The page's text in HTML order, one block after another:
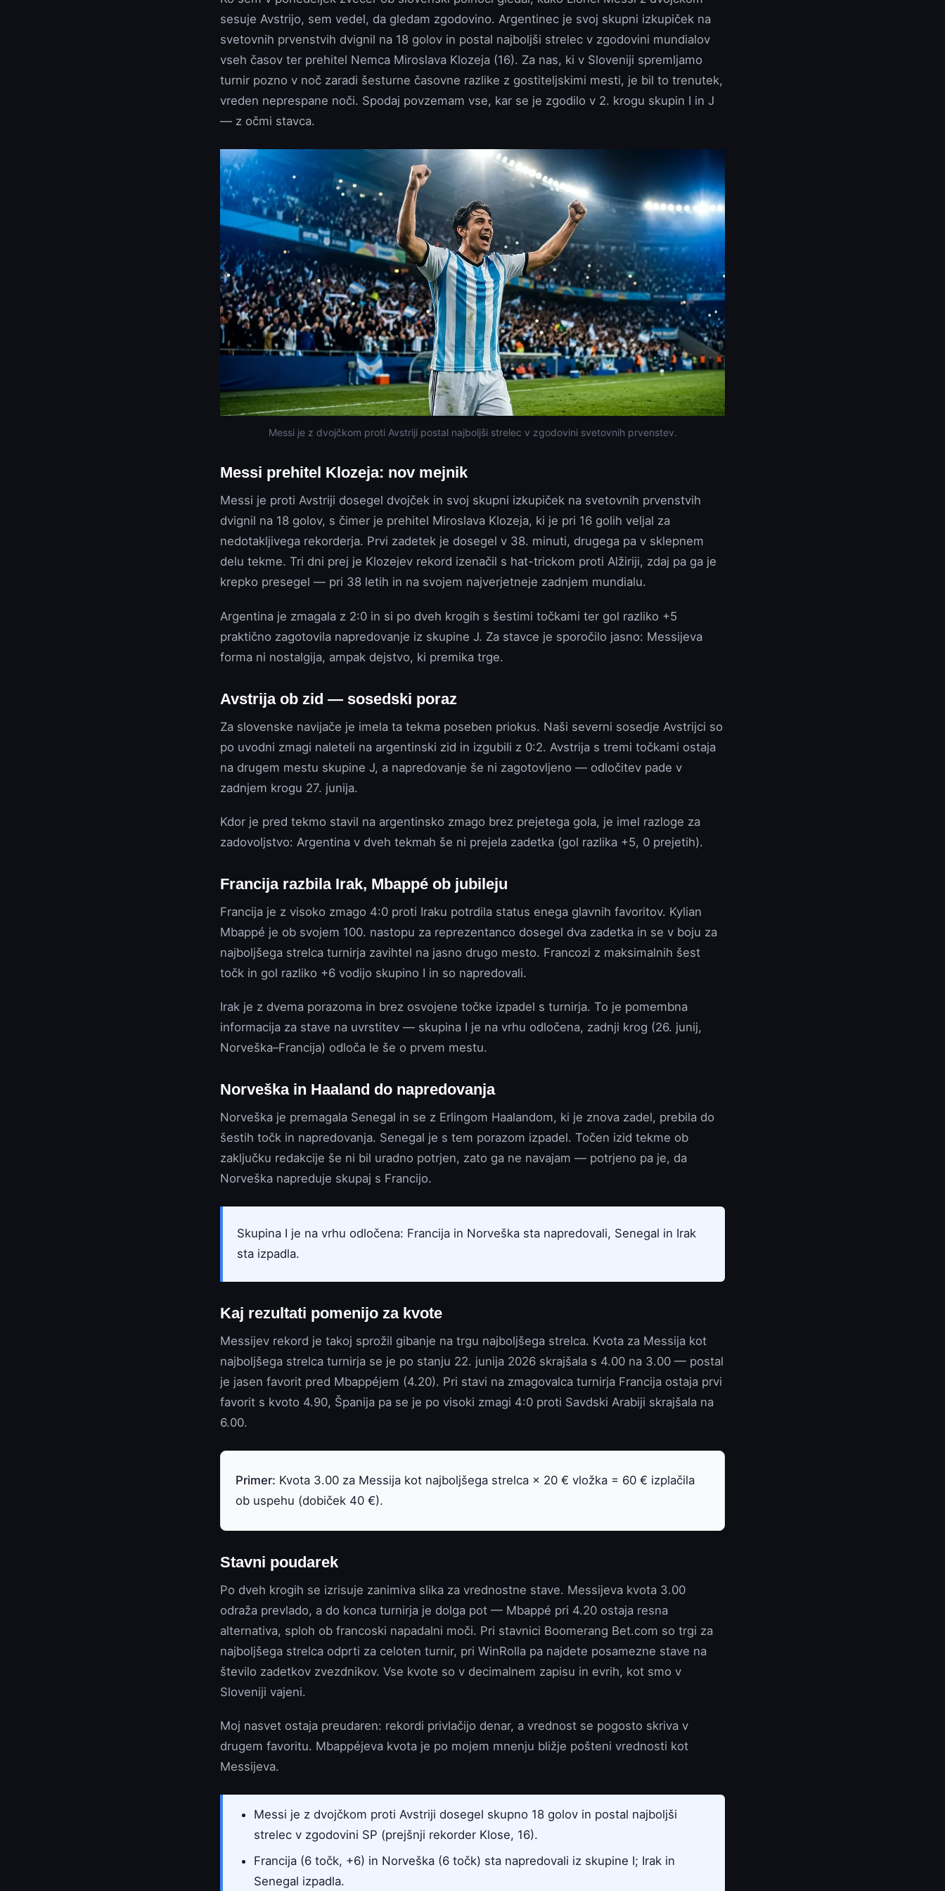
sesuje Avstrijo, sem vedel, da gledam zgodovino. Argentinec je svoj skupni izkupiček na
svetovnih prvenstvih dvignil na 18 golov in postal najboljši strelec v zgodovini mundialov
vseh časov ter prehitel Nemca Miroslava Klozeja (16). Za nas, ki v Sloveniji spremljamo
turnir pozno v noč zaradi šesturne časovne razlike z gostiteljskimi mesti, je bil to trenutek,
vreden neprespane noči. Spodaj povzemam vse, kar se je zgodilo v 2. krogu skupin I in J
— z očmi stavca.
Messi je z dvojčkom proti Avstriji postal najboljši strelec v zgodovini svetovnih prvenstev.
Messi prehitel Klozeja: nov mejnik
Messi je proti Avstriji dosegel dvojček in svoj skupni izkupiček na svetovnih prvenstvih
dvignil na 18 golov, s čimer je prehitel Miroslava Klozeja, ki je pri 16 golih veljal za
nedotakljivega rekorderja. Prvi zadetek je dosegel v 38. minuti, drugega pa v sklepnem
delu tekme. Tri dni prej je Klozejev rekord izenačil s hat-trickom proti Alžiriji, zdaj pa ga je
krepko presegel — pri 38 letih in na svojem najverjetneje zadnjem mundialu.
Argentina je zmagala z 2:0 in si po dveh krogih s šestimi točkami ter gol razliko +5
praktično zagotovila napredovanje iz skupine J. Za stavce je sporočilo jasno: Messijeva
forma ni nostalgija, ampak dejstvo, ki premika trge.
Avstrija ob zid — sosedski poraz
Za slovenske navijače je imela ta tekma poseben priokus. Naši severni sosedje Avstrijci so
po uvodni zmagi naleteli na argentinski zid in izgubili z 0:2. Avstrija s tremi točkami ostaja
na drugem mestu skupine J, a napredovanje še ni zagotovljeno — odločitev pade v
zadnjem krogu 27. junija.
Kdor je pred tekmo stavil na argentinsko zmago brez prejetega gola, je imel razloge za
zadovoljstvo: Argentina v dveh tekmah še ni prejela zadetka (gol razlika +5, 0 prejetih).
Francija razbila Irak, Mbappé ob jubileju
Francija je z visoko zmago 4:0 proti Iraku potrdila status enega glavnih favoritov. Kylian
Mbappé je ob svojem 100. nastopu za reprezentanco dosegel dva zadetka in se v boju za
najboljšega strelca turnirja zavihtel na jasno drugo mesto. Francozi z maksimalnih šest
točk in gol razliko +6 vodijo skupino I in so napredovali.
Irak je z dvema porazoma in brez osvojene točke izpadel s turnirja. To je pomembna
informacija za stave na uvrstitev — skupina I je na vrhu odločena, zadnji krog (26. junij,
Norveška–Francija) odloča le še o prvem mestu.
Norveška in Haaland do napredovanja
Norveška je premagala Senegal in se z Erlingom Haalandom, ki je znova zadel, prebila do
šestih točk in napredovanja. Senegal je s tem porazom izpadel. Točen izid tekme ob
zaključku redakcije še ni bil uradno potrjen, zato ga ne navajam — potrjeno pa je, da
Norveška napreduje skupaj s Francijo.
Skupina I je na vrhu odločena: Francija in Norveška sta napredovali, Senegal in Irak
sta izpadla.
Kaj rezultati pomenijo za kvote
Messijev rekord je takoj sprožil gibanje na trgu najboljšega strelca. Kvota za Messija kot
najboljšega strelca turnirja se je po stanju 22. junija 2026 skrajšala s 4.00 na 3.00 — postal
je jasen favorit pred Mbappéjem (4.20). Pri stavi na zmagovalca turnirja Francija ostaja prvi
favorit s kvoto 4.90, Španija pa se je po visoki zmagi 4:0 proti Savdski Arabiji skrajšala na
6.00.
Primer: Kvota 3.00 za Messija kot najboljšega strelca × 20 € vložka = 60 € izplačila
ob uspehu (dobiček 40 €).
Stavni poudarek
Po dveh krogih se izrisuje zanimiva slika za vrednostne stave. Messijeva kvota 3.00
odraža prevlado, a do konca turnirja je dolga pot — Mbappé pri 4.20 ostaja resna
alternativa, sploh ob francoski napadalni moči. Pri stavnici Boomerang Bet.com so trgi za
najboljšega strelca odprti za celoten turnir, pri WinRolla pa najdete posamezne stave na
število zadetkov zvezdnikov. Vse kvote so v decimalnem zapisu in evrih, kot smo v
Sloveniji vajeni.
Moj nasvet ostaja preudaren: rekordi privlačijo denar, a vrednost se pogosto skriva v
drugem favoritu. Mbappéjeva kvota je po mojem mnenju bližje pošteni vrednosti kot
Messijeva.
Messi je z dvojčkom proti Avstriji dosegel skupno 18 golov in postal najboljši
strelec v zgodovini SP (prejšnji rekorder Klose, 16).
Francija (6 točk, +6) in Norveška (6 točk) sta napredovali iz skupine I; Irak in
Senegal izpadla.